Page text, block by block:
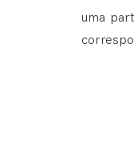
uma